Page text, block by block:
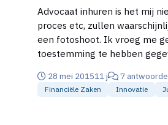
zijn dat ik er financieel
eenmanszaak. Ik vind het moeilijk om te kiezen wat
voor mij de beste rechtsvorm is. Ik ben
nog enig aandeelhouder van
praktisch voor de BV (beter
ik jullie meningen..
Advocaat inhuren is het mij
proces etc, zullen
een fotoshoot. Ik vroeg me
toestemming te hebben
deze zomaar weer mag
vermeld dat het van tijdelijke
28 mei 201511 j 7
Financiële Zaken Innovatie